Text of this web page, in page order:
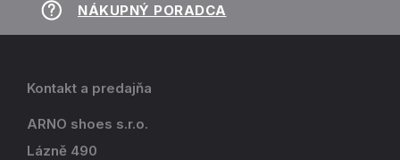
NÁKUPNÝ PORADCA
Kontakt a predajňa
ARNO shoes s.r.o.
Lázně 490